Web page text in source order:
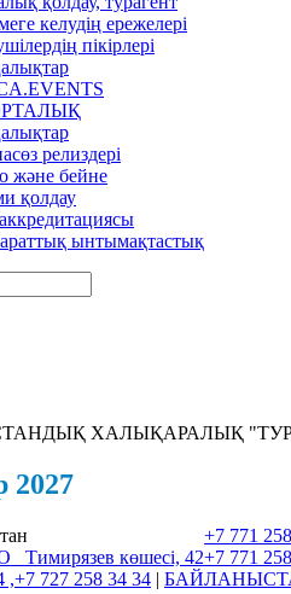
келудің ережелері
пікірлері
релиздері
және бейне
қолдау
ынтымақтастық
ХАЛЫҚАРАЛЫҚ
2027
Тимирязев көшесі, 42
+7 771
+7 771
,+7 727 258 34 34 |